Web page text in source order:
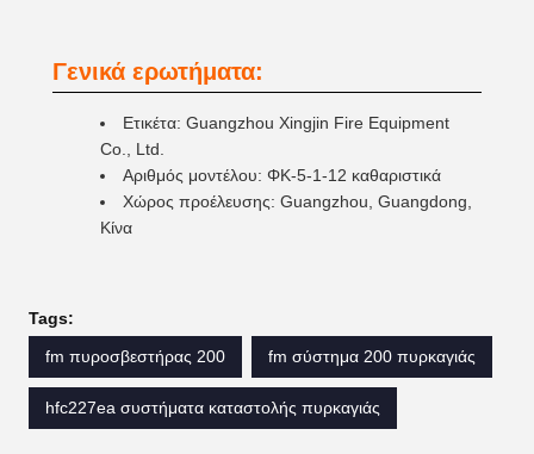
Γενικά ερωτήματα:
Ετικέτα: Guangzhou Xingjin Fire Equipment
Co., Ltd.
Αριθμός μοντέλου: ΦΚ-5-1-12 καθαριστικά
Χώρος προέλευσης: Guangzhou, Guangdong,
Κίνα
Tags:
fm πυροσβεστήρας 200
fm σύστημα 200 πυρκαγιάς
hfc227ea συστήματα καταστολής πυρκαγιάς